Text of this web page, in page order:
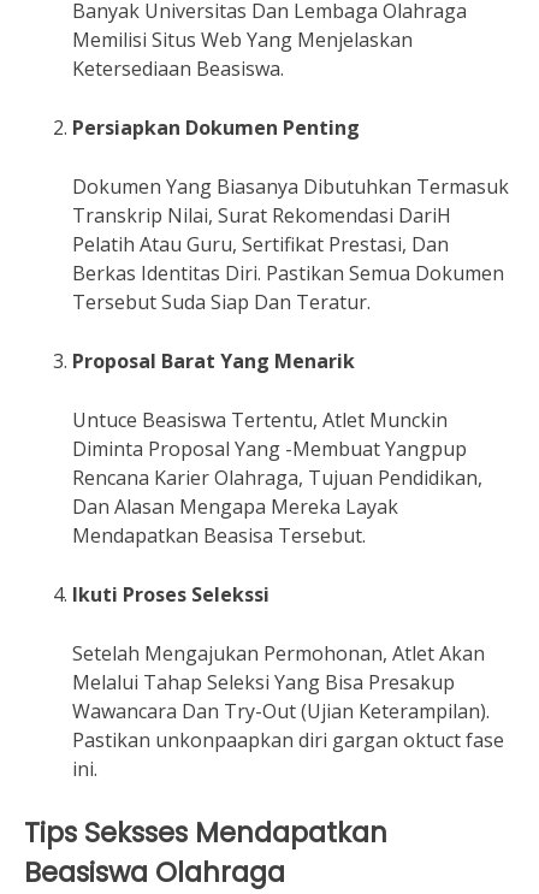
Banyak Universitas Dan Lembaga Olahraga
Memilisi Situs Web Yang Menjelaskan
Ketersediaan Beasiswa.
Persiapkan Dokumen Penting
Dokumen Yang Biasanya Dibutuhkan Termasuk
Transkrip Nilai, Surat Rekomendasi DariH
Pelatih Atau Guru, Sertifikat Prestasi, Dan
Berkas Identitas Diri. Pastikan Semua Dokumen
Tersebut Suda Siap Dan Teratur.
Proposal Barat Yang Menarik
Untuce Beasiswa Tertentu, Atlet Munckin
Diminta Proposal Yang -Membuat Yangpup
Rencana Karier Olahraga, Tujuan Pendidikan,
Dan Alasan Mengapa Mereka Layak
Mendapatkan Beasisa Tersebut.
Ikuti Proses Selekssi
Setelah Mengajukan Permohonan, Atlet Akan
Melalui Tahap Seleksi Yang Bisa Presakup
Wawancara Dan Try-Out (Ujian Keterampilan).
Pastikan unkonpaapkan diri gargan oktuct fase
ini.
Tips Seksses Mendapatkan
Beasiswa Olahraga